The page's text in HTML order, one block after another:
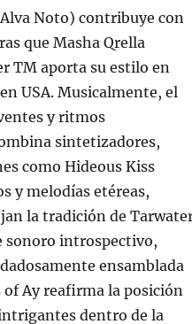
Noto) contribuye con
que Masha Qrella
TM aporta su estilo en
USA. Musicalmente, el
y ritmos
sintetizadores,
como Hideous Kiss
y melodías etéreas,
la tradición de
sonoro introspectivo,
ensamblada
Ay reafirma la posición
dentro de la